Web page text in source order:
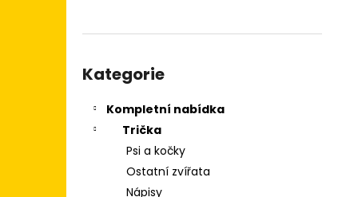
kategorie
Kategorie
Kompletní nabídka
Trička
Psi a kočky
Ostatní zvířata
Nápisy